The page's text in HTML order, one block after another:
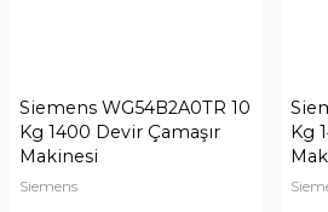
Siemens WG54B2A0TR 10
Kg 1400 Devir Çamaşır
Makinesi
Siemens
Kg